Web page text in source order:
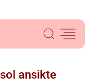
ansikte